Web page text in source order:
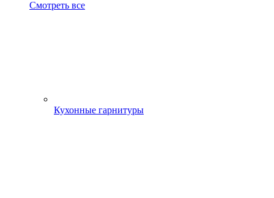
Смотреть все
Кухонные гарнитуры